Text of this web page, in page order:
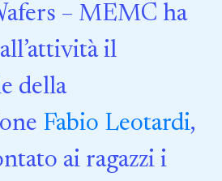
– MEMC ha
il
della
Fabio Leotardi,
ai ragazzi i